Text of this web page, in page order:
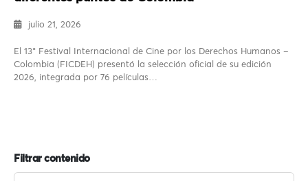
julio 21, 2026
El 13° Festival Internacional de Cine por los Derechos Humanos –
Colombia (FICDEH) presentó la selección oficial de su edición
2026, integrada por 76 películas…
Filtrar contenido